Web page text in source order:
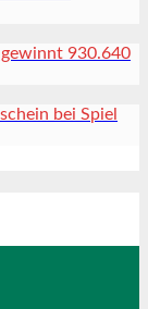
gewinnt 930.640
bei Spiel